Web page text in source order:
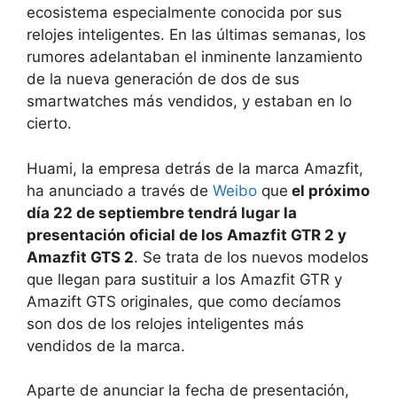
ecosistema especialmente conocida por sus
relojes inteligentes. En las últimas semanas, los
rumores adelantaban el inminente lanzamiento
de la nueva generación de dos de sus
smartwatches más vendidos, y estaban en lo
cierto.
Huami, la empresa detrás de la marca Amazfit,
ha anunciado a través de Weibo que el próximo
día 22 de septiembre tendrá lugar la
presentación oficial de los Amazfit GTR 2 y
Amazfit GTS 2. Se trata de los nuevos modelos
que llegan para sustituir a los Amazfit GTR y
Amazift GTS originales, que como decíamos
son dos de los relojes inteligentes más
vendidos de la marca.
Aparte de anunciar la fecha de presentación,